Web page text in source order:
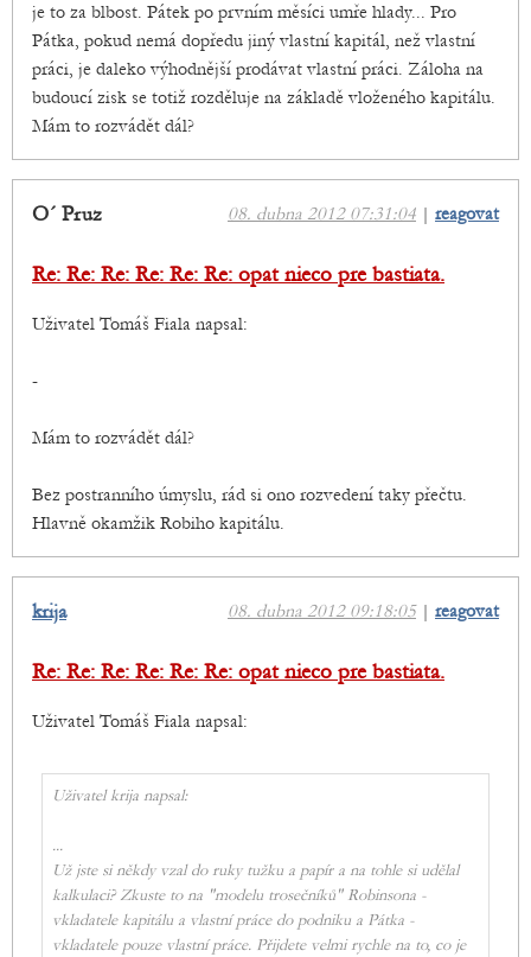
je to za blbost. Pátek po prvním měsíci umře hlady... Pro
Pátka, pokud nemá dopředu jiný vlastní kapitál, než vlastní
práci, je daleko výhodnější prodávat vlastní práci. Záloha na
budoucí zisk se totiž rozděluje na základě vloženého kapitálu.
Mám to rozvádět dál?
08. dubna 2012 07:31:04 | reagovat
O´ Pruz
Re: Re: Re: Re: Re: Re: opat nieco pre bastiata.
Uživatel Tomáš Fiala napsal:
-
Mám to rozvádět dál?
Bez postranního úmyslu, rád si ono rozvedení taky přečtu.
Hlavně okamžik Robiho kapitálu.
08. dubna 2012 09:18:05| reagovat
krija
Re: Re: Re: Re: Re: Re: opat nieco pre bastiata.
Uživatel Tomáš Fiala napsal:
Uživatel krija napsal:
...
Už jste si někdy vzal do ruky tužku a papír a na tohle si udělal
kalkulaci? Zkuste to na "modelu trosečníků" Robinsona -
vkladatele kapitálu a vlastní práce do podniku a Pátka -
vkladatele pouze vlastní práce. Přijdete velmi rychle na to, co je